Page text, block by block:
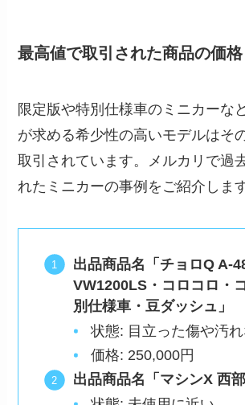
最高値で取引された商品の価格
限定版や特別仕様車のミニカーな
が求める希少性の高いモデルはそ
取引されています。メルカリで過
れたミニカーの事例をご紹介します
出品商品名「チョロQ A-
VW1200LS・コロコロ・
別仕様車・豆ダッシュ」
状態: 目立った傷や汚れ
価格: 250,000円
出品商品名「マシンX 西部